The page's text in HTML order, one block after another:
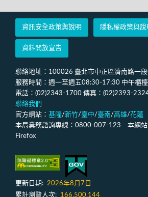
資訊安全政策與說明 隱私權政策與說
資料開放宣告
聯絡地址：100026 臺北市中正區濟南路一
服務時間：週一至週五08:30-17:30 中午櫃
電話：(02)2343-1700 傳真：(02)2393-
聯絡我們
官方網站： 基隆/新竹/臺中/臺南/高雄/花蓮
本局業務諮詢專線：0800-007-123 本網站
Firefox
更新日期: 2026年8月7日
累計瀏覽人次:
166,500,144